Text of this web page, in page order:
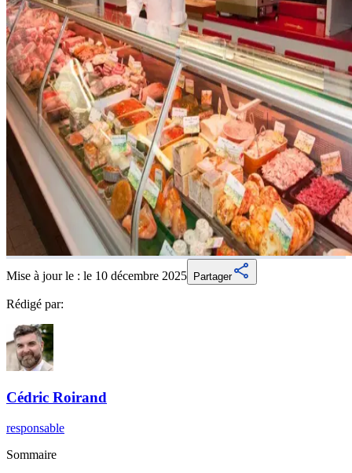
Mise à jour le : le 10 décembre 2025 Partager
Rédigé par:
Cédric Roirand
responsable
Sommaire